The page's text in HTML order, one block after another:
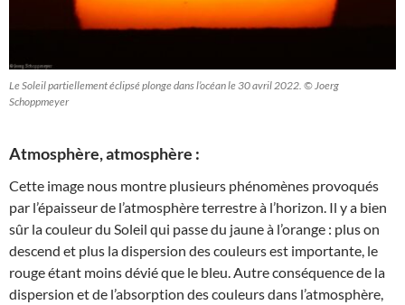
Le Soleil partiellement éclipsé plonge dans l’océan le 30 avril 2022. © Joerg
Schoppmeyer
Atmosphère, atmosphère :
Cette image nous montre plusieurs phénomènes provoqués
par l’épaisseur de l’atmosphère terrestre à l’horizon. Il y a bien
sûr la couleur du Soleil qui passe du jaune à l’orange : plus on
descend et plus la dispersion des couleurs est importante, le
rouge étant moins dévié que le bleu. Autre conséquence de la
dispersion et de l’absorption des couleurs dans l’atmosphère,